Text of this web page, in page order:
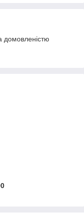
домовленістю